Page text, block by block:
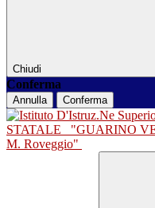
Chiudi
Conferma
Annulla Conferma
STATALE
"GUARINO
M. Roveggio"